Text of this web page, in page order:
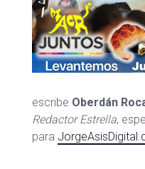
escribe Oberdán
Redactor Estrella,
para